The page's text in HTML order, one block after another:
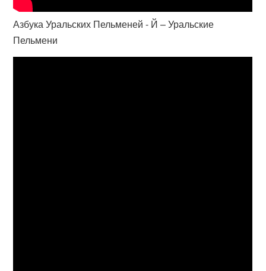
Азбука Уральских Пельменей - Й – Уральские
Пельмени